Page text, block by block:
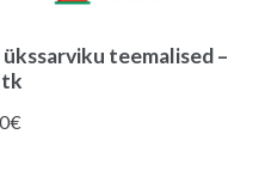
teemalised –
tk
€